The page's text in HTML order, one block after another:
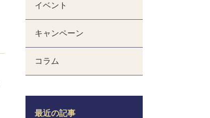
イベント
キャンペーン
コラム
最近の記事